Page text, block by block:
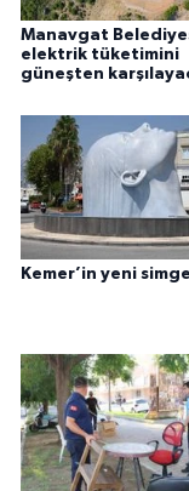
Manavgat
elektrik tüketimini
güneşten
Kemer’in yeni